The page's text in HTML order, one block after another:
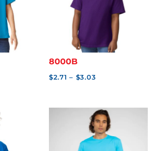
8000B
$2.71 – $3.03
through
$3.03